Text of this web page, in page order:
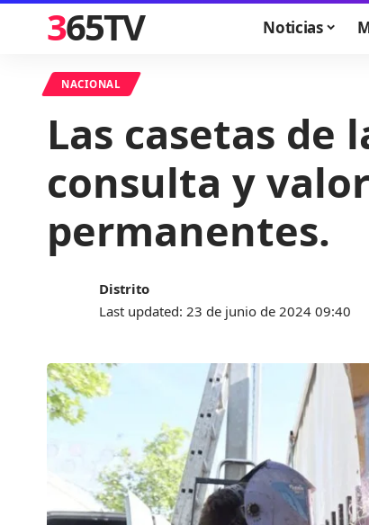
365TV Noticias
NACIONAL
Las casetas de
consulta y
permanentes.
Last updated: 23 de junio de 2024 09:40
Distrito